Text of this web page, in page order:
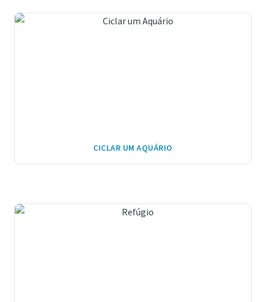
CICLAR UM AQUÁRIO